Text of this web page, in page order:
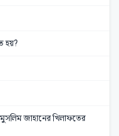
হয়?
জাহানের খিলাফতের